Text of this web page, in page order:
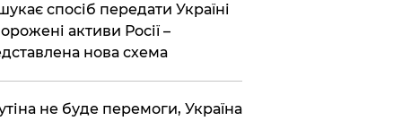
спосіб передати Україні
активи Росії –
​​нова схема
не буде перемоги, Україна